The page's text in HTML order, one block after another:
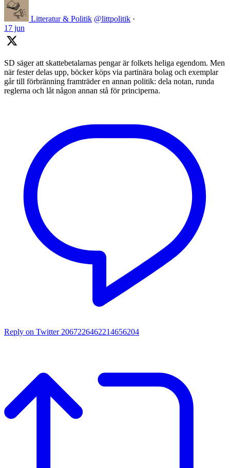
Litteratur & Politik @littpolitik ·
17 jun
SD säger att skattebetalarnas pengar är folkets heliga egendom. Men
när fester delas upp, böcker köps via partinära bolag och exemplar
går till förbränning framträder en annan politik: dela notan, runda
reglerna och låt någon annan stå för principerna.
Reply on Twitter 2067226462214656204